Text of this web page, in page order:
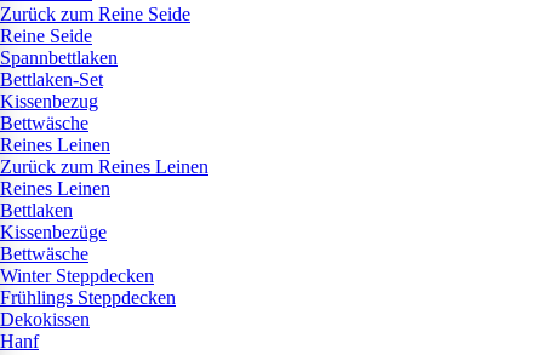
Zurück zum Reine Seide
Reine Seide
Spannbettlaken
Bettlaken-Set
Kissenbezug
Bettwäsche
Reines Leinen
Zurück zum Reines Leinen
Reines Leinen
Bettlaken
Kissenbezüge
Bettwäsche
Winter Steppdecken
Frühlings Steppdecken
Dekokissen
Hanf